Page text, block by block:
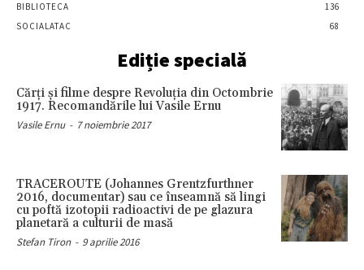
BIBLIOTECA
136
SOCIALATAC
68
Ediție specială
Cărţi şi filme despre Revoluţia din Octombrie
1917. Recomandările lui Vasile Ernu
Vasile Ernu - 7 noiembrie 2017
TRACEROUTE (Johannes Grentzfurthner
2016, documentar) sau ce înseamnă să lingi
cu poftă izotopii radioactivi de pe glazura
planetară a culturii de masă
Stefan Tiron - 9 aprilie 2016